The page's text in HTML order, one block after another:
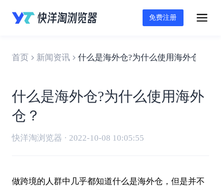
免费注册
首页 新闻资讯 什么是海外仓?为什么使用海外仓？
什么是海外仓?为什么使用海外
仓？
快洋淘浏览器 · 2022-10-08 10:05:55
做跨境的人群中几乎都知道什么是海外仓 ，但是并不